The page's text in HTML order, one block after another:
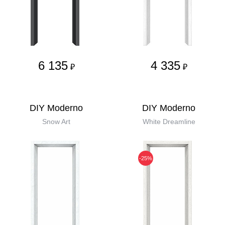
6 135 ₽ 4 335 ₽
DIY Moderno
Snow Art
DIY Moderno
White Dreamline
-25%